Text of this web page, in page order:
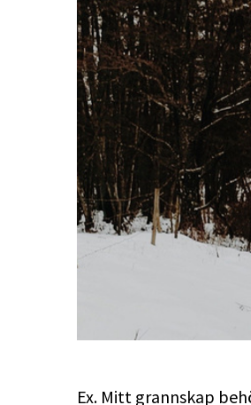
Ex. Mitt grannskap